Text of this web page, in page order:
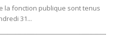
la fonction publique sont tenus
31...